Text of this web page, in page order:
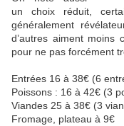
un choix réduit,
généralement
d’autres aiment moins
pour ne pas forcément
Entrées 16 à 38€ (6
Poissons : 16 à 42€ (3
Viandes 25 à 38€ (3
Fromage, plateau à 9€